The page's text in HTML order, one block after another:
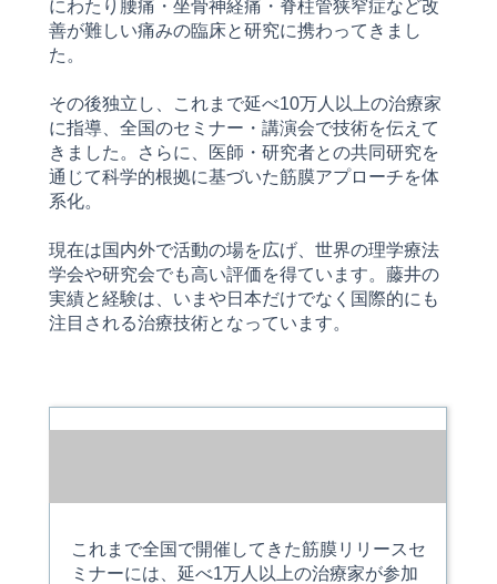
にわたり腰痛・坐骨神経痛・脊柱管狭窄症など改
善が難しい痛みの臨床と研究に携わってきまし
た。
その後独立し、これまで延べ10万人以上の治療家
に指導、全国のセミナー・講演会で技術を伝えて
きました。さらに、医師・研究者との共同研究を
通じて科学的根拠に基づいた筋膜アプローチを体
系化。
現在は国内外で活動の場を広げ、世界の理学療法
学会や研究会でも高い評価を得ています。藤井の
実績と経験は、いまや日本だけでなく国際的にも
注目される治療技術となっています。
これまで全国で開催してきた筋膜リリースセ
ミナーには、延べ1万人以上の治療家が参加